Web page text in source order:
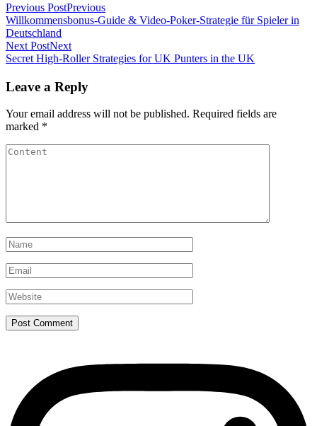
Previous PostPrevious
Willkommensbonus-Guide & Video-Poker-Strategie für Spieler in
Deutschland
Next PostNext
Secret High-Roller Strategies for UK Punters in the UK
Leave a Reply
Your email address will not be published. Required fields are
marked *